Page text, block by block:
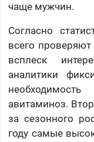
чаще мужчин.
Согласно
всего
всплеск
аналитики
авитаминоз.
за сезонного
году самые